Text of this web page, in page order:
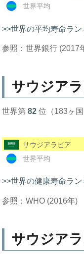
世界平均
>>世界の平均寿命ラン
参照：世界銀行 (2017
サウジア
世界第82 位（183ヶ国
サウジアラビア
世界平均
>>世界の健康寿命ラン
参照：WHO (2016年)
サウジア